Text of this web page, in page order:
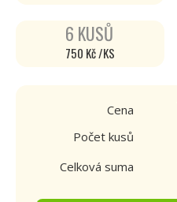
6 KUSŮ
750 Kč /KS
Cena
Počet kusů
Celková suma